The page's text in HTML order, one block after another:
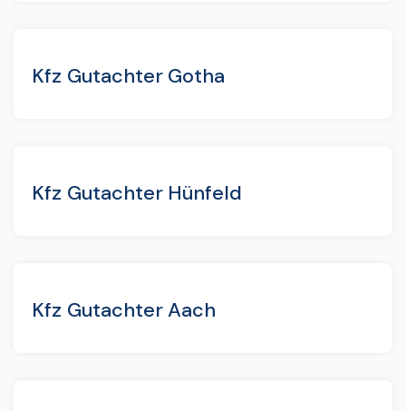
Kfz Gutachter Gotha
Kfz Gutachter Hünfeld
Kfz Gutachter Aach